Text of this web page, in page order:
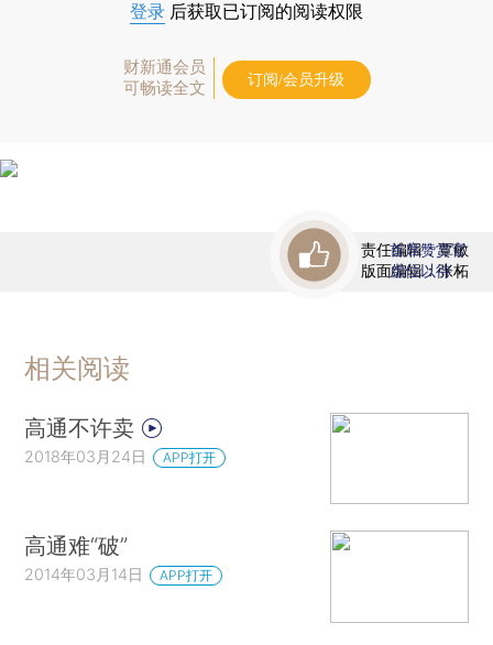
登录 后获取已订阅的阅读权限
财新通会员
可畅读全文
订阅/会员升级
责任编辑：覃敏
版面编辑：张柘
首席赞赏官
虚位以待
相关阅读
高通不许卖
2018年03月24日 APP打开
高通难“破”
2014年03月14日 APP打开